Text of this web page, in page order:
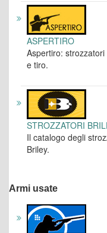
ASPERTIRO
Aspertiro:
e tiro.
STROZZATORI
Il catalogo degli
Briley.
Armi usate